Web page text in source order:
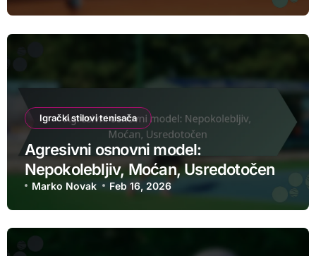
Igrački stilovi tenisača
Agresivni osnovni model:
Nepokolebljiv, Moćan, Usredotočen
Marko Novak Feb 16, 2026